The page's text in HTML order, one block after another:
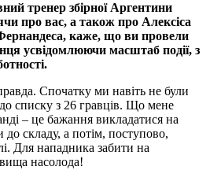
тренер збірної Аргентини
про вас, а також про Алексіса
каже, що ви провели
усвідомлюючи масштаб події, з
Спочатку ми навіть не були
списку з 26 гравців. Що мене
– це бажання викладатися на
складу, а потім, поступово,
Для нападника забити на
насолода!